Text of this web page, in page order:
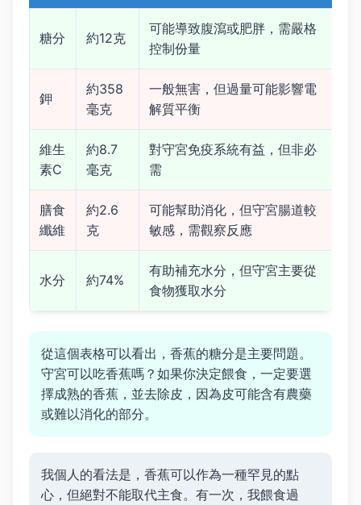
糖分 約12克
可能導致腹瀉或肥胖，需嚴格
控制份量
鉀
約358
毫克
一般無害，但過量可能影響電
解質平衡
維生
素C
約8.7
毫克
對守宮免疫系統有益，但非必
需
膳食
纖維
約2.6
克
可能幫助消化，但守宮腸道較
敏感，需觀察反應
水分 約74%
有助補充水分，但守宮主要從
食物獲取水分
從這個表格可以看出，香蕉的糖分是主要問題。
守宮可以吃香蕉嗎？如果你決定餵食，一定要選
擇成熟的香蕉，並去除皮，因為皮可能含有農藥
或難以消化的部分。
我個人的看法是，香蕉可以作為一種罕見的點
心，但絕對不能取代主食。有一次，我餵食過